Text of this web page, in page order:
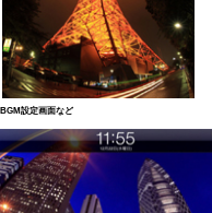
BGM設定画面など